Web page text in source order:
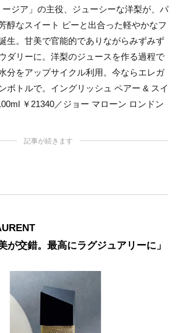
ジア」の主役、ジューシーな洋梨が、パ
醇なスイート ピーと出合った軽やかなフ
生。甘美で官能的でありながらみずみず
ダリーに。洋梨のジュースを作る過程で
分をアップサイクル利用。今ならエレガ
ボトルで。イングリッシュ ペアー & スイ
￥21340／ジョー マローン ロンドン
記事が続きます
が交錯。最高にラグジュアリーに」